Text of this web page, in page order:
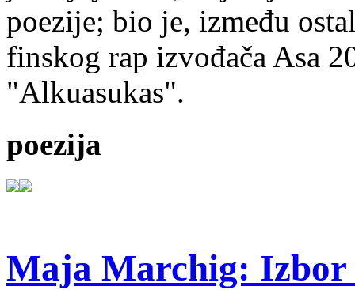
poezije; bio je, između
finskog rap izvođača Asa
"Alkuasukas".
poezija
Maja Marchig: Izbor